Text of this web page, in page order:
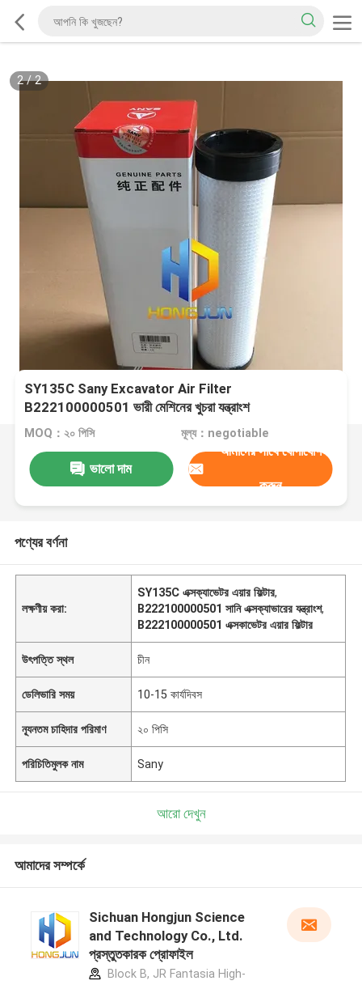
2/2
SY135C Sany Excavator Air Filter
B222100000501 ভারী মেশিনের খুচরা যন্ত্রাংশ
MOQ：২০ পিসি মূল্য：negotiable
ভালো দাম
আমাদের সাথে যোগাযোগ
করুন
পণ্যের বর্ণনা
লক্ষণীয় করা:
SY135C এক্সক্যাভেটর এয়ার ফিল্টার,
B222100000501 সানি এক্সক্যাভারের যন্ত্রাংশ,
B222100000501 এক্সকাভেটর এয়ার ফিল্টার
উৎপত্তি স্থল চীন
ডেলিভারি সময় 10-15 কার্যদিবস
ন্যূনতম চাহিদার পরিমাণ ২০ পিসি
পরিচিতিমুলক নাম Sany
আরো দেখুন
আমাদের সম্পর্কে
Sichuan Hongjun Science
and Technology Co., Ltd.
প্রস্তুতকারক প্রোফাইল
Block B, JR Fantasia High-